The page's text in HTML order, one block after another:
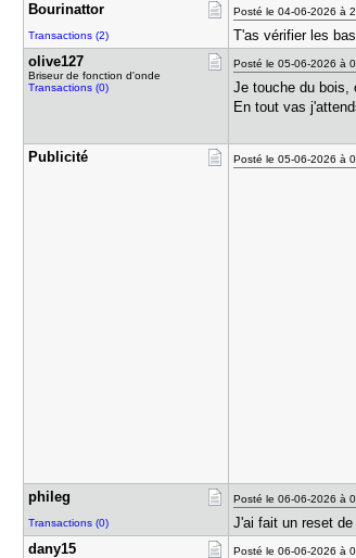
Bourinatto​r
Transactions (2)
Posté le 04-06-2026 à
T'as vérifier les
olive127
Briseur de fonction d'onde
Transactions (0)
Posté le 05-06-2026 à
Je touche du bois,
En tout vas
Publicité Posté le 05-06-2026 à
phileg
Transactions (0)
Posté le 06-06-2026 à
J'ai fait un reset
dany15
Posté le 06-06-2026 à